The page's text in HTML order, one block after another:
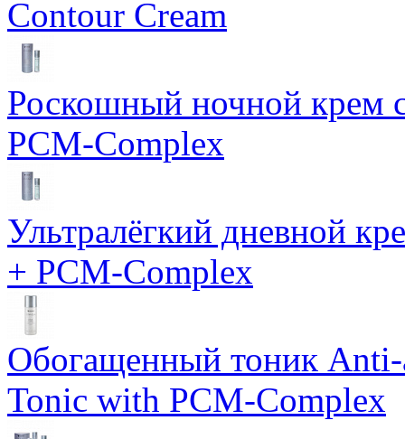
Contour Cream
Роскошный ночной крем
PCM-Complex
Ультралёгкий дневной
+ PCM-Complex
Обогащенный тоник Anti-
Tonic with PCM-Complex